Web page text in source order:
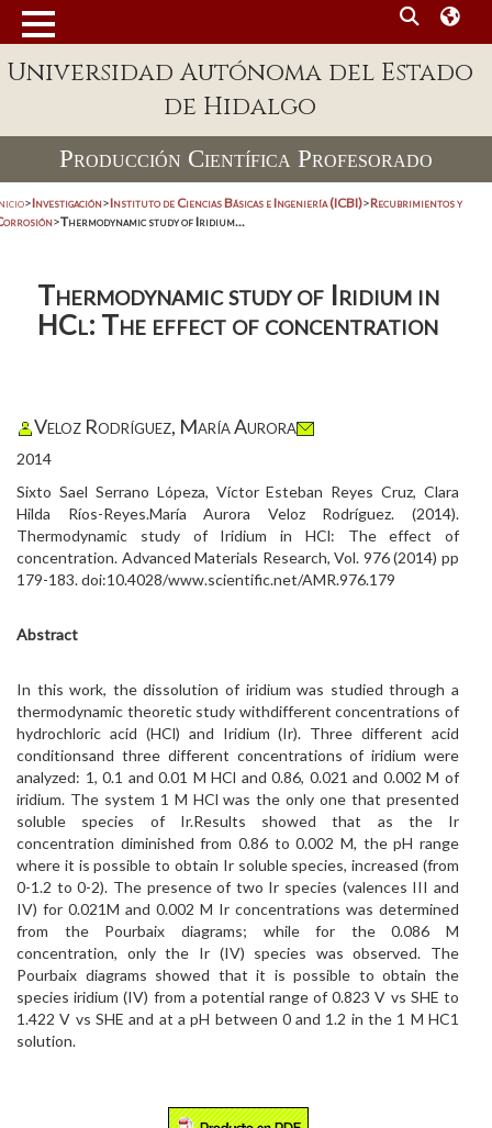
Universidad Autónoma del Estado
de Hidalgo
Producción Científica Profesorado
>Investigación>Instituto de Ciencias Básicas e Ingeniería (ICBI)>Recubrimientos y
>Thermodynamic study of Iridium...
Thermodynamic study of Iridium in
HCl: The effect of concentration
Veloz Rodríguez, María Aurora
2014
Sixto Sael Serrano Lópeza, Víctor Esteban Reyes Cruz, Clara
Hilda Ríos-Reyes.María Aurora Veloz Rodríguez. (2014).
Thermodynamic study of Iridium in HCl: The effect of
concentration. Advanced Materials Research, Vol. 976 (2014) pp
179-183. doi:10.4028/www.scientific.net/AMR.976.179
Abstract
In this work, the dissolution of iridium was studied through a
thermodynamic theoretic study withdifferent concentrations of
hydrochloric acid (HCl) and Iridium (Ir). Three different acid
conditionsand three different concentrations of iridium were
analyzed: 1, 0.1 and 0.01 M HCl and 0.86, 0.021 and 0.002 M of
iridium. The system 1 M HCl was the only one that presented
soluble species of Ir.Results showed that as the Ir
concentration diminished from 0.86 to 0.002 M, the pH range
where it is possible to obtain Ir soluble species, increased (from
0-1.2 to 0-2). The presence of two Ir species (valences III and
IV) for 0.021M and 0.002 M Ir concentrations was determined
from the Pourbaix diagrams; while for the 0.086 M
concentration, only the Ir (IV) species was observed. The
Pourbaix diagrams showed that it is possible to obtain the
species iridium (IV) from a potential range of 0.823 V vs SHE to
1.422 V vs SHE and at a pH between 0 and 1.2 in the 1 M HC1
solution.